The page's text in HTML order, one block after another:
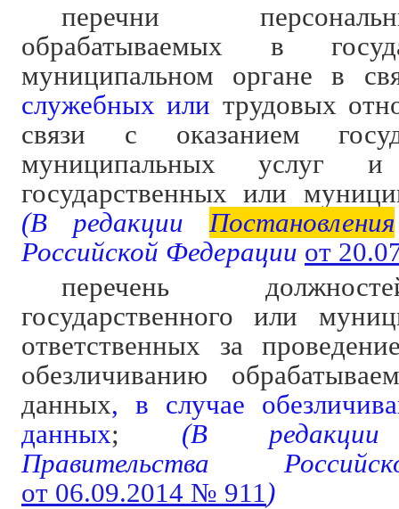
перечни
обрабатываемых в
муниципальном органе в
служебных или трудовых
связи с оказанием
муниципальных услуг и
государственных или
(В редакцииПостановления
Российской Федерации от
перечень
государственного или
ответственных за
обезличиванию
данных, в случае
данных; (В
Правительства
от 06.09.2014 № 911)